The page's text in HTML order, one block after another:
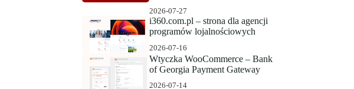
2026-07-27
i360.com.pl – strona dla agencji
programów lojalnościowych
2026-07-16
Wtyczka WooCommerce – Bank
of Georgia Payment Gateway
2026-07-14